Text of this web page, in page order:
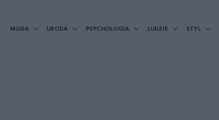
MODA URODA PSYCHOLOGIA LUDZIE STYL